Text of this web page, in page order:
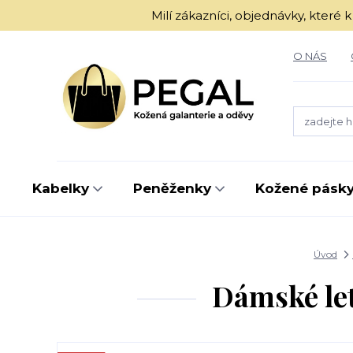
Milí zákazníci, objednávky, které
O NÁS
Kabelky Peněženky Kožené
Úvod
Dámské